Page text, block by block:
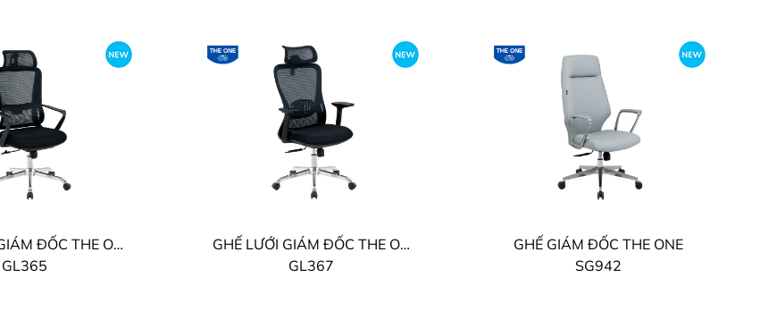
GHẾ LƯỚI GIÁM ĐỐC THE ONE
GL365
GHẾ LƯỚI GIÁM ĐỐC THE ONE
GL367
GHẾ GIÁM ĐỐC THE ONE
SG942